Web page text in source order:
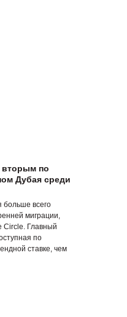
вторым по
Дубая среди
больше всего
миграции,
Circle. Главный
по
ставке, чем